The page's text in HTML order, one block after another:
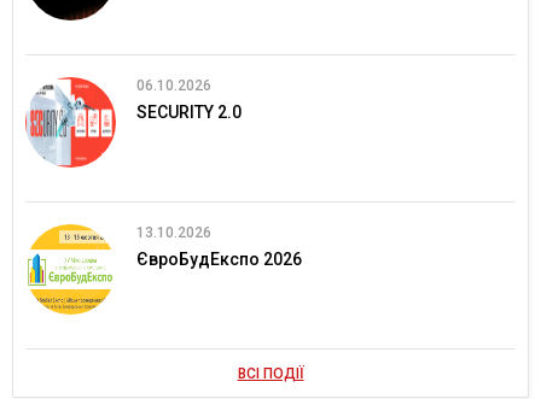
06.10.2026
SECURITY 2.0
13.10.2026
ЄвроБудЕкспо 2026
ВСІ ПОДІЇ